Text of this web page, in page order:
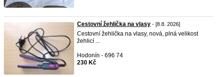
Cestovní žehlička na vlasy - [8.8. 2026]
Cestovní žehlička na vlasy, nová, plná velikost
žehlicí ...
Hodonín - 696 74
230 Kč